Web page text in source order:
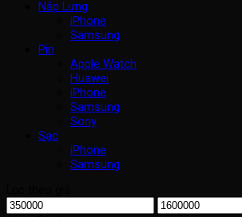
Nắp Lưng
iPhone
Samsung
Pin
Apple Watch
Huawei
iPhone
Samsung
Sony
Sạc
iPhone
Samsung
Giá
Giá